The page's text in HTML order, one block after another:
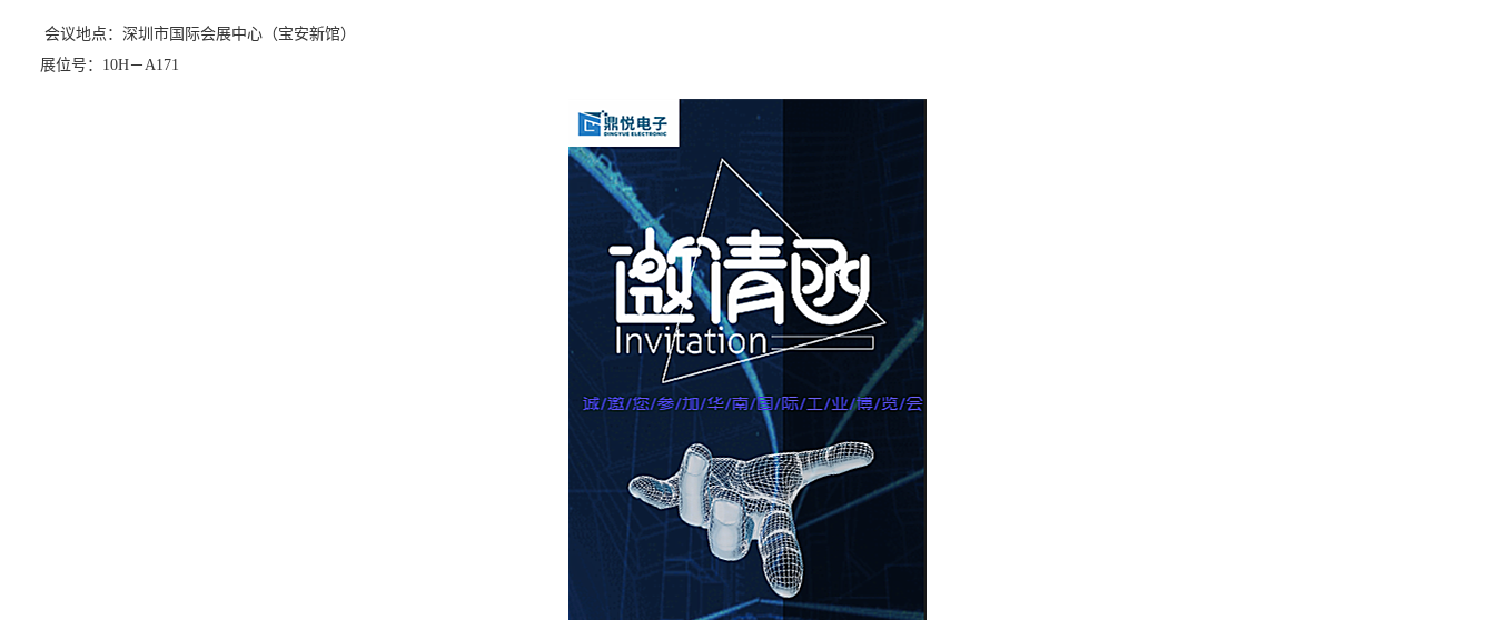
会议地点：深圳市国际会展中心（宝安新馆）
展位号：10H－A171